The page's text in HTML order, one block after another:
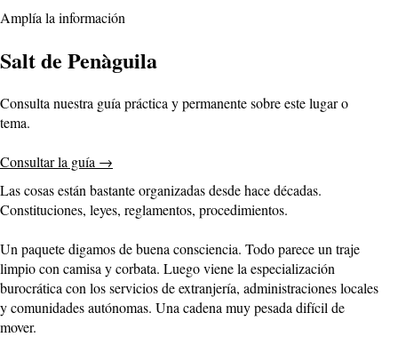
Amplía la información
Salt de Penàguila
Consulta nuestra guía práctica y permanente sobre este lugar o
tema.
Consultar la guía →
Las cosas están bastante organizadas desde hace décadas.
Constituciones, leyes, reglamentos, procedimientos.
Un paquete digamos de buena consciencia. Todo parece un traje
limpio con camisa y corbata. Luego viene la especialización
burocrática con los servicios de extranjería, administraciones locales
y comunidades autónomas. Una cadena muy pesada difícil de
mover.